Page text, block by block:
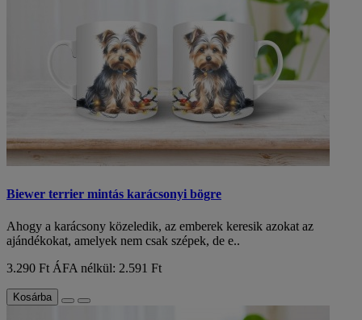
Biewer terrier mintás karácsonyi bögre
Ahogy a karácsony közeledik, az emberek keresik azokat az
ajándékokat, amelyek nem csak szépek, de e..
3.290 Ft ÁFA nélkül: 2.591 Ft
Kosárba